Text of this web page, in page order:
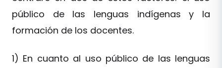
público de las lenguas indígenas y la
formación de los docentes.
1) En cuanto al uso público de las lenguas